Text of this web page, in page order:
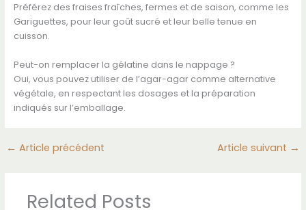
Préférez des fraises fraîches, fermes et de saison, comme les
Gariguettes, pour leur goût sucré et leur belle tenue en
cuisson.
Peut-on remplacer la gélatine dans le nappage ?
Oui, vous pouvez utiliser de l’agar-agar comme alternative
végétale, en respectant les dosages et la préparation
indiqués sur l’emballage.
← Article précédent Article suivant →
Related Posts